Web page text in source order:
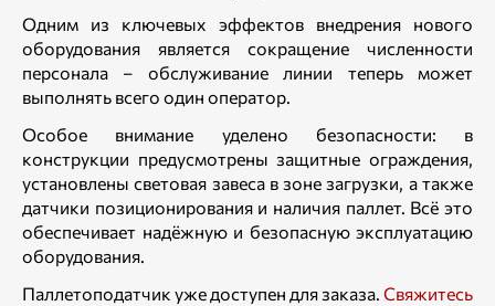
Одним из ключевых эффектов внедрения нового
оборудования является сокращение численности
персонала – обслуживание линии теперь может
выполнять всего один оператор.
Особое внимание уделено безопасности: в
конструкции предусмотрены защитные ограждения,
установлены световая завеса в зоне загрузки, а также
датчики позиционирования и наличия паллет. Всё это
обеспечивает надёжную и безопасную эксплуатацию
оборудования.
Паллетоподатчик уже доступен для заказа. Свяжитесь